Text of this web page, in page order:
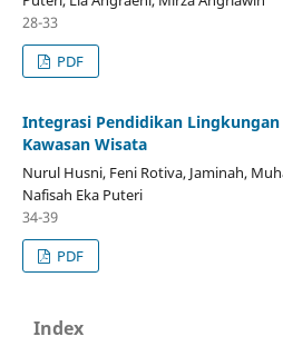
28-33
PDF
Integrasi Pendidikan
Kawasan Wisata
Nurul Husni, Feni Rotiva, Jaminah,
Nafisah Eka Puteri
34-39
PDF
Index